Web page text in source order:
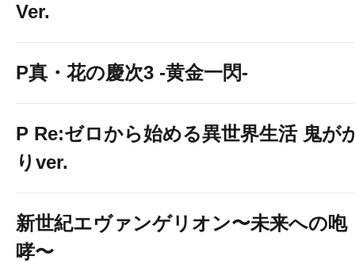
Ver.
P真・花の慶次3 -黄金一閃-
P Re:ゼロから始める異世界生活 鬼が
りver.
新世紀エヴァンゲリオン〜未来への咆
哮〜